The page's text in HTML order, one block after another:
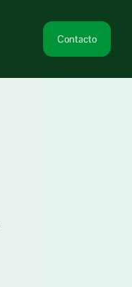
Contacto